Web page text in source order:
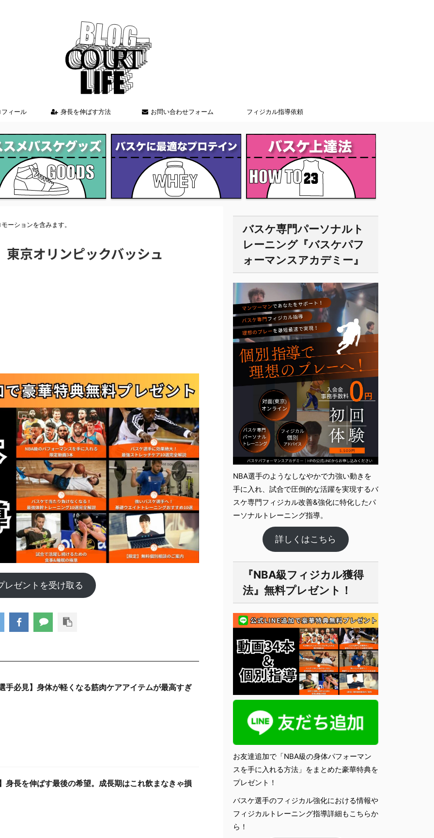
ィール 身長を伸ばす方法 お問い合わせフォーム フィジカル指導依頼
ーションを含みます。
京オリンピックバッシュ
レゼントを受け取る
手必見】身体が軽くなる筋肉ケアアイテムが最高すぎ
身長を伸ばす最後の希望。成長期はこれ飲まなきゃ損
バスケ専門パーソナルト
レーニング『バスケパフ
ォーマンスアカデミー』
NBA選手のようなしなやかで力強い動きを
手に入れ、試合で圧倒的な活躍を実現するバ
スケ専門フィジカル改善&強化に特化したパ
ーソナルト​レーニング指導。
詳しくはこちら
『NBA級フィジカル獲得
法』無料プレゼント！
お友達追加で「NBA級の身体パフォーマン
スを手に入れる方法」をまとめた豪華特典を
プレゼント！
バスケ選手のフィジカル強化における情報や
フィジカルトレーニング指導詳細もこちらか
ら！